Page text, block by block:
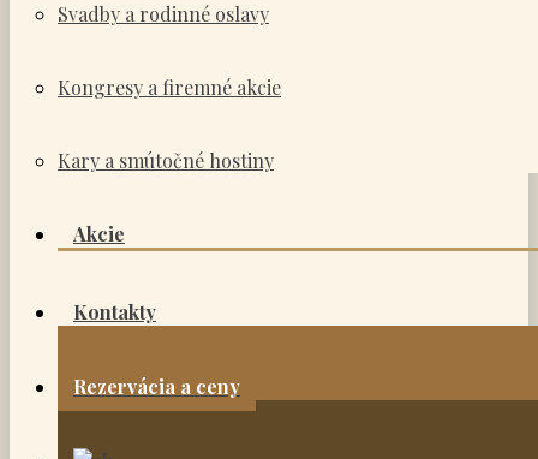
Svadby a rodinné oslavy
Kongresy a firemné akcie
Kary a smútočné hostiny
Akcie
Kontakty
Rezervácia a ceny